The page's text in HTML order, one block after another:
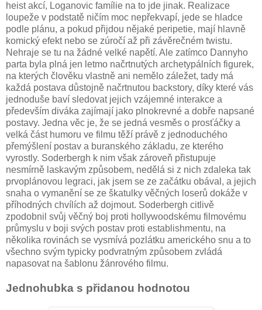
heist akcí, Loganovic famílie na to jde jinak. Realizace
loupeže v podstatě ničím moc nepřekvapí, jede se hladce
podle plánu, a pokud přijdou nějaké peripetie, mají hlavně
komický efekt nebo se zúročí až při závěrečném twistu.
Nehraje se tu na žádné velké napětí. Ale zatímco Dannyho
parta byla plná jen letmo načrtnutých archetypálních figurek,
na kterých člověku vlastně ani nemělo záležet, tady má
každá postava důstojně načrtnutou backstory, díky které vás
jednoduše baví sledovat jejich vzájemné interakce a
především diváka zajímají jako plnokrevné a dobře napsané
postavy. Jedna věc je, že se jedná vesměs o prosťáčky a
velká část humoru ve filmu těží právě z jednoduchého
přemýšlení postav a buranského základu, ze kterého
vyrostly. Soderbergh k nim však zároveň přistupuje
nesmírně laskavým způsobem, nedělá si z nich zdaleka tak
prvoplánovou legraci, jak jsem se ze začátku obával, a jejich
snaha o vymanění se ze škatulky věčných loserů dokáže v
příhodných chvílích až dojmout. Soderbergh citlivě
zpodobnil svůj věčný boj proti hollywoodskému filmovému
průmyslu v boji svých postav proti establishmentu, na
několika rovinách se vysmívá pozlátku amerického snu a to
všechno svým typicky podvratným způsobem zvládá
napasovat na šablonu žánrového filmu.
Jednohubka s přidanou hodnotou